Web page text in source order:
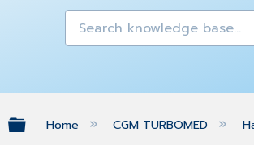
Expand/collapse global
Home CGM TURBOMED